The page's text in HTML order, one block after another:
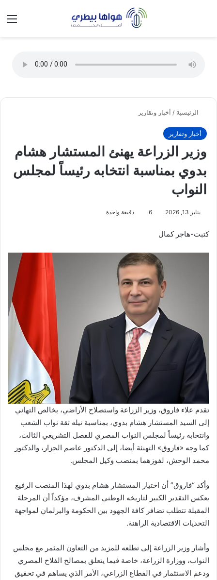
الوضع
الرئيسية / أخبار وتقارير
أخبار وتقارير
وزير الزراعة يهنئ المستشار هشام
بدوي بمناسبة انتخابه رئيساً لمجلس
النواب
يناير 13, 2026 6 دقيقة واحدة
كتبت-هاجر كمال
تقدم علاء فاروق، وزير الزراعة واستصلاح الأراضي، بخالص التهاني
إلى السيد المستشار هشام بدوي، بمناسبة نيله ثقة نواب الشعب
وانتخابه رئيساً لمجلس النواب المصري للفصل التشريعي الثالث،
كما وجه «فاروق» التهنئة أيضا، إلى الدكتور عاصم الجزار، والدكتور
محمد الوحش، لفوزهما بمنصب وكيل المجلس.
وأكد “فاروق” أن اختيار المستشار هشام بدوي لهذا المنصب الرفيع
يعكس التقدير الكبير لتاريخه الوطني المشرف، مؤكداً أن المرحلة
المقبلة تتطلب تضافر كافة الجهود بين الحكومة والبرلمان لمواجهة
التحديات الاقتصادية الراهنة.
وأشار وزير الزراعة إلى تطلعه للمزيد من التعاون المثمر مع مجلس
النواب، ووزارة الزراعة، خاصة فيما يتعلق بمصالح الفلاح المصري
ودعم الاستثمار في القطاع الزراعي، الأمر الذي يساهم في تحقيق